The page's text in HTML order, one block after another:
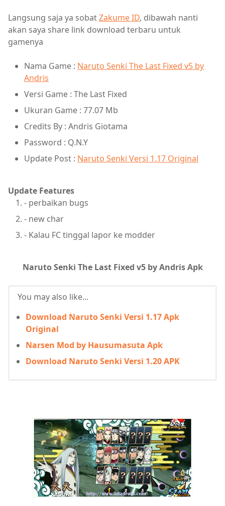
Langsung saja ya sobatZakume ID, dibawah nanti
akan saya share link download terbaru untuk
gamenya
Nama Game : Naruto Senki The Last Fixed v5 by
Andris
Versi Game : The Last Fixed
Ukuran Game : 77.07 Mb
Credits By : Andris Giotama
Password : Q.N.Y
Update Post : Naruto Senki Versi 1.17 Original
Update Features
- perbaikan bugs
- new char
- Kalau FC tinggal lapor ke modder
Naruto Senki The Last Fixed v5 by Andris Apk
You may also like...
Download Naruto Senki Versi 1.17 Apk
Original
Narsen Mod by Hausumasuta Apk
Download Naruto Senki Versi 1.20 APK